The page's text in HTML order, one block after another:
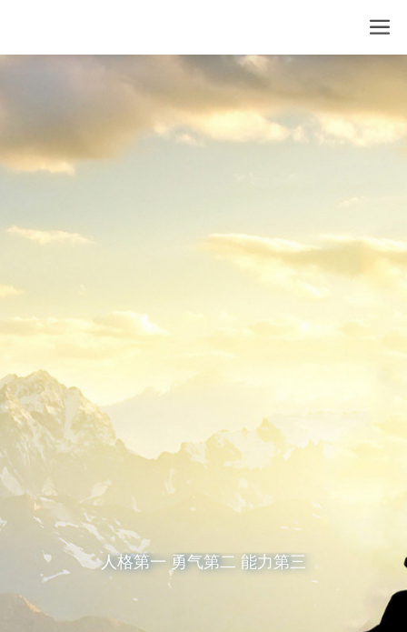
人格第一 勇气第二 能力第三